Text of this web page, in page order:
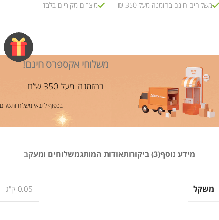
משלוחים חינם בהזמנה מעל 350 ₪
מוצרים מקוריים בלבד
משלוחי אקספרס חינם!
בהזמנה מעל 350 ש”ח
בכפוף לתנאי משלוח ותשלום
מידע נוסף(3) ביקורות אודות המותגמשלוחים ומעקב
משקל 0.05 ק"ג